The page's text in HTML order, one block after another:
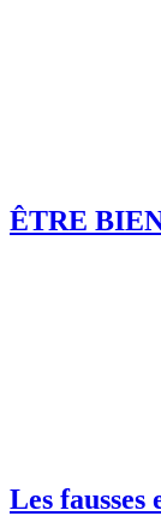
ÊTRE
Les fausses